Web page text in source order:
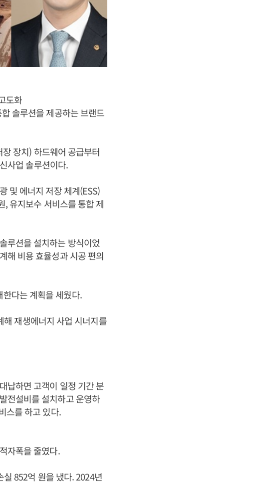
도화
솔루션을 제공하는 브랜드
장치) 하드웨어 공급부터
사업 솔루션이다.
및 에너지 저장 체계(ESS)
, 유지보수 서비스를 통합 제
루션을 설치하는 방식이었
해 비용 효율성과 시공 편의
다는 계획을 세웠다.
해 재생에너지 사업 시너지를
납하면 고객이 일정 기간 분
전설비를 설치하고 운영하
스를 하고 있다.
자폭을 줄였다.
852억 원을 냈다. 2024년